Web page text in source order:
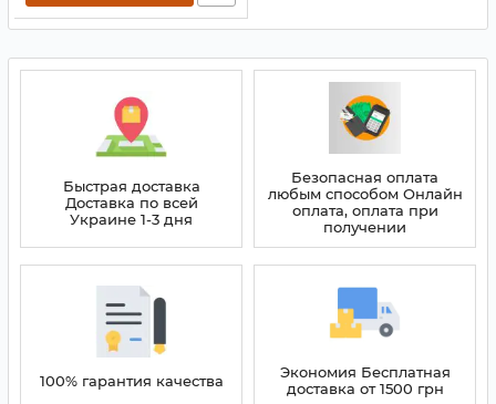
Быстрая доставка
Доставка по всей
Украине 1-3 дня
Безопасная оплата
любым способом Онлайн
оплата, оплата при
получении
100% гарантия качества
Экономия Бесплатная
доставка от 1500 грн